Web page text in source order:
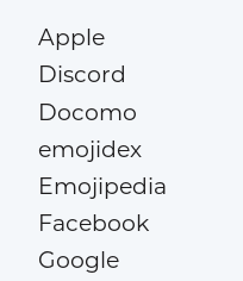
Apple
Discord
Docomo
emojidex
Emojipedia
Facebook
Google